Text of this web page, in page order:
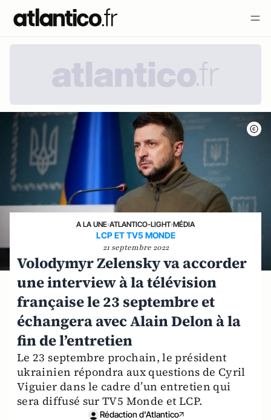
A LA UNE›ATLANTICO-LIGHT›MÉDIA
LCP ET TV5 MONDE
21 septembre 2022
Volodymyr Zelensky va accorder
une interview à la télévision
française le 23 septembre et
échangera avec Alain Delon à la
fin de l’entretien
Le 23 septembre prochain, le président
ukrainien répondra aux questions de Cyril
Viguier dans le cadre d’un entretien qui
sera diffusé sur TV5 Monde et LCP.
Rédaction d'Atlantico